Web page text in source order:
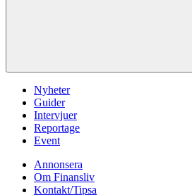
Nyheter
Guider
Intervjuer
Reportage
Event
Annonsera
Om Finansliv
Kontakt/Tipsa